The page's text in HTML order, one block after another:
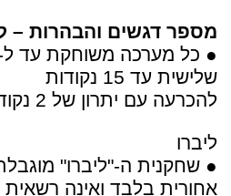
מספר דגשים והבהרות –
שלישית עד 15 נקודות
להכרעה עם יתרון של 2 נקודות לפחות.
ליברו
● שחקנית ה-"ליברו"
אחורית בלבד ואינה